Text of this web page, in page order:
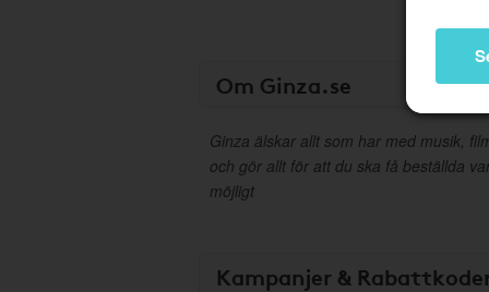
Om Ginza.se
Ginza älskar allt som har med musik,
och gör allt för att du ska få beställda
möjligt
Kampanjer &